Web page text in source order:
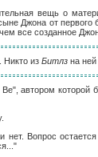
вещь о
Джона от
все созданное
из Битлзна ней
автором которой
нет. Вопрос